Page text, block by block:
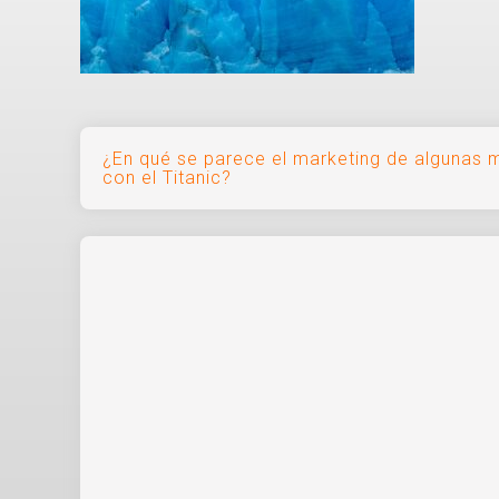
Navegación
de
entradas
¿En qué se parece el marketing de algunas
con el Titanic?